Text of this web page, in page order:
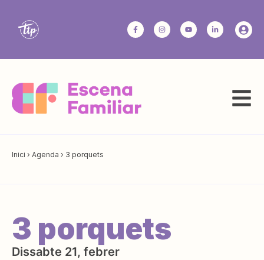
Inici › Agenda › 3 porquets
3 porquets
Dissabte 21, febrer